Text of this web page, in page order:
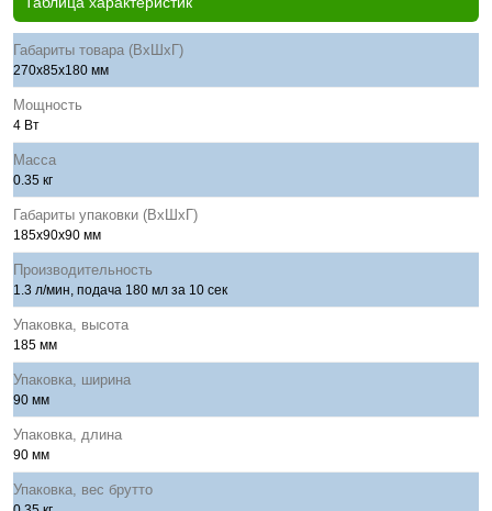
Габариты товара (ВхШхГ)
270x85x180 мм
Мощность
4 Вт
Масса
0.35 кг
Габариты упаковки (ВхШхГ)
185x90x90 мм
Производительность
1.3 л/мин, подача 180 мл за 10 сек
Упаковка, высота
185 мм
Упаковка, ширина
90 мм
Упаковка, длина
90 мм
Упаковка, вес брутто